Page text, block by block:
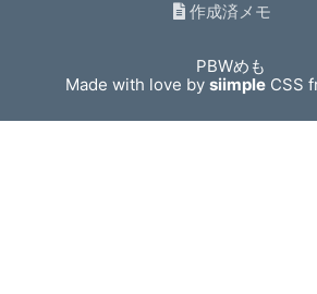
作成済メモ
PBWめも
Made with love bysiimple CSS